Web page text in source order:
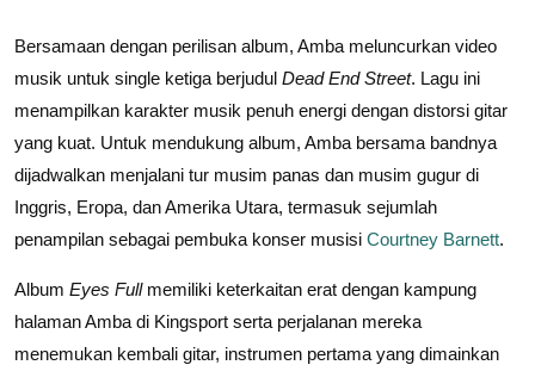
Bersamaan dengan perilisan album, Amba meluncurkan video
musik untuk single ketiga berjudul Dead End Street. Lagu ini
menampilkan karakter musik penuh energi dengan distorsi gitar
yang kuat. Untuk mendukung album, Amba bersama bandnya
dijadwalkan menjalani tur musim panas dan musim gugur di
Inggris, Eropa, dan Amerika Utara, termasuk sejumlah
penampilan sebagai pembuka konser musisi Courtney Barnett.
Album Eyes Fullmemiliki keterkaitan erat dengan kampung
halaman Amba di Kingsport serta perjalanan mereka
menemukan kembali gitar, instrumen pertama yang dimainkan